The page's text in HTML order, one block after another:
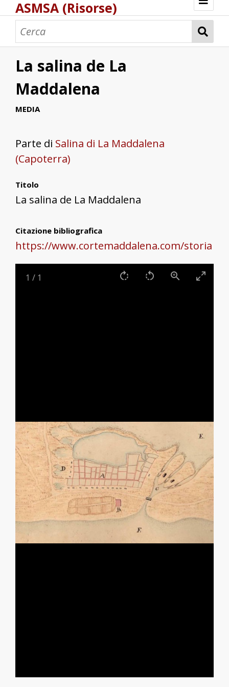
ASMSA (Risorse)
Benvenuto
Bastimenti
Carte e mappe
Corsari
Pesca e pescatori
Pesca e pescatori di corallo
Peschiere
Porti e scali marittimi
Portolani
Saline
Schiavi
Torri costiere
ASMSA - Atlante digitale di Storia Marittima
Fonti archivistiche
La salina de La
Maddalena
MEDIA
Parte di Salina di La Maddalena
(Capoterra)
Titolo
La salina de La Maddalena
Citazione bibliografica
https://www.cortemaddalena.com/storia
1 / 1